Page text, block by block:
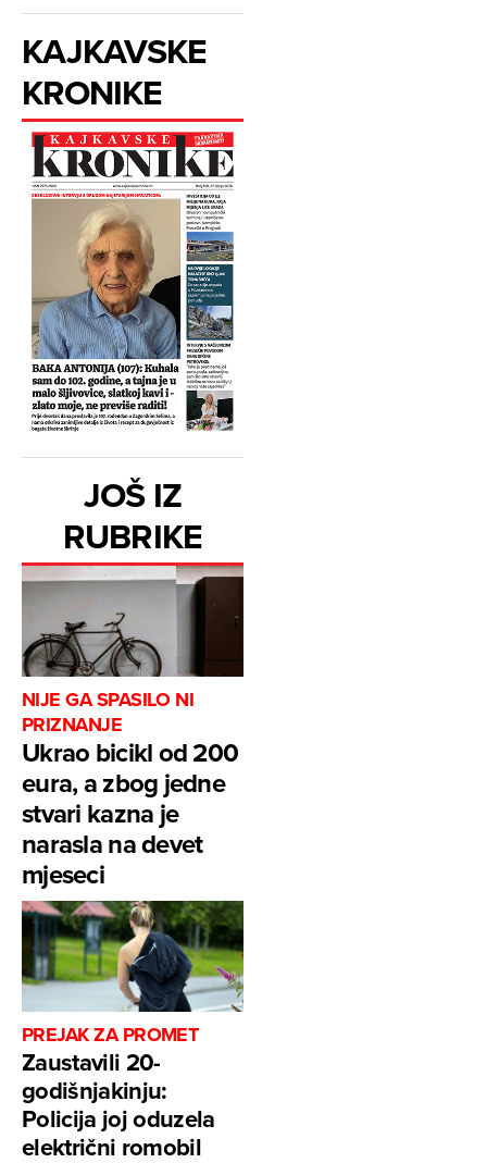
KAJKAVSKE
KRONIKE
JOŠ IZ
RUBRIKE
NIJE GA SPASILO NI
PRIZNANJE
Ukrao bicikl od 200
eura, a zbog jedne
stvari kazna je
narasla na devet
mjeseci
PREJAK ZA PROMET
Zaustavili 20-
godišnjakinju:
Policija joj oduzela
električni romobil